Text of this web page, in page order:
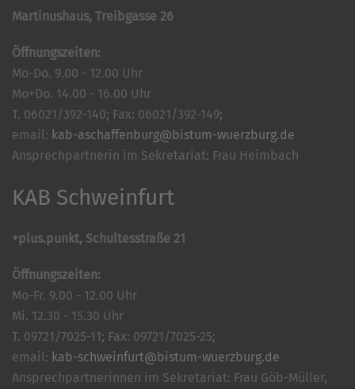
Martinushaus, Treibgasse 26
Öffnungszeiten:
Mo-Do. 9.00 - 12.00 Uhr
Mo+Do. 14.00 - 16.00 Uhr
T. 06021/392-140; Fax: 06021/392-149;
email: kab-aschaffenburg@bistum-wuerzburg.de
Ansprechpartnerin im Sekretariat: Frau Heimbach
KAB Schweinfurt
+plus.punkt, Schultesstraße 21
Öffnungszeiten:
Mo-Fr. 9.00 - 12.00 Uhr
Mi. 12.30 - 15.30 Uhr
T. 09721/7025-11; Fax: 09721/7025-25;
email: kab-schweinfurt@bistum-wuerzburg.de
Ansprechpartnerinnen im Sekretariat: Frau Göb-Müller,